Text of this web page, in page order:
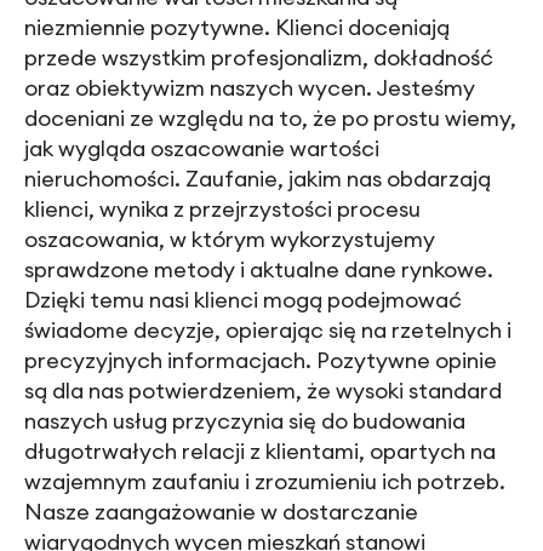
niezmiennie pozytywne. Klienci doceniają
przede wszystkim profesjonalizm, dokładność
oraz obiektywizm naszych wycen. Jesteśmy
doceniani ze względu na to, że po prostu wiemy,
jak wygląda oszacowanie wartości
nieruchomości. Zaufanie, jakim nas obdarzają
klienci, wynika z przejrzystości procesu
oszacowania, w którym wykorzystujemy
sprawdzone metody i aktualne dane rynkowe.
Dzięki temu nasi klienci mogą podejmować
świadome decyzje, opierając się na rzetelnych i
precyzyjnych informacjach. Pozytywne opinie
są dla nas potwierdzeniem, że wysoki standard
naszych usług przyczynia się do budowania
długotrwałych relacji z klientami, opartych na
wzajemnym zaufaniu i zrozumieniu ich potrzeb.
Nasze zaangażowanie w dostarczanie
wiarygodnych wycen mieszkań stanowi